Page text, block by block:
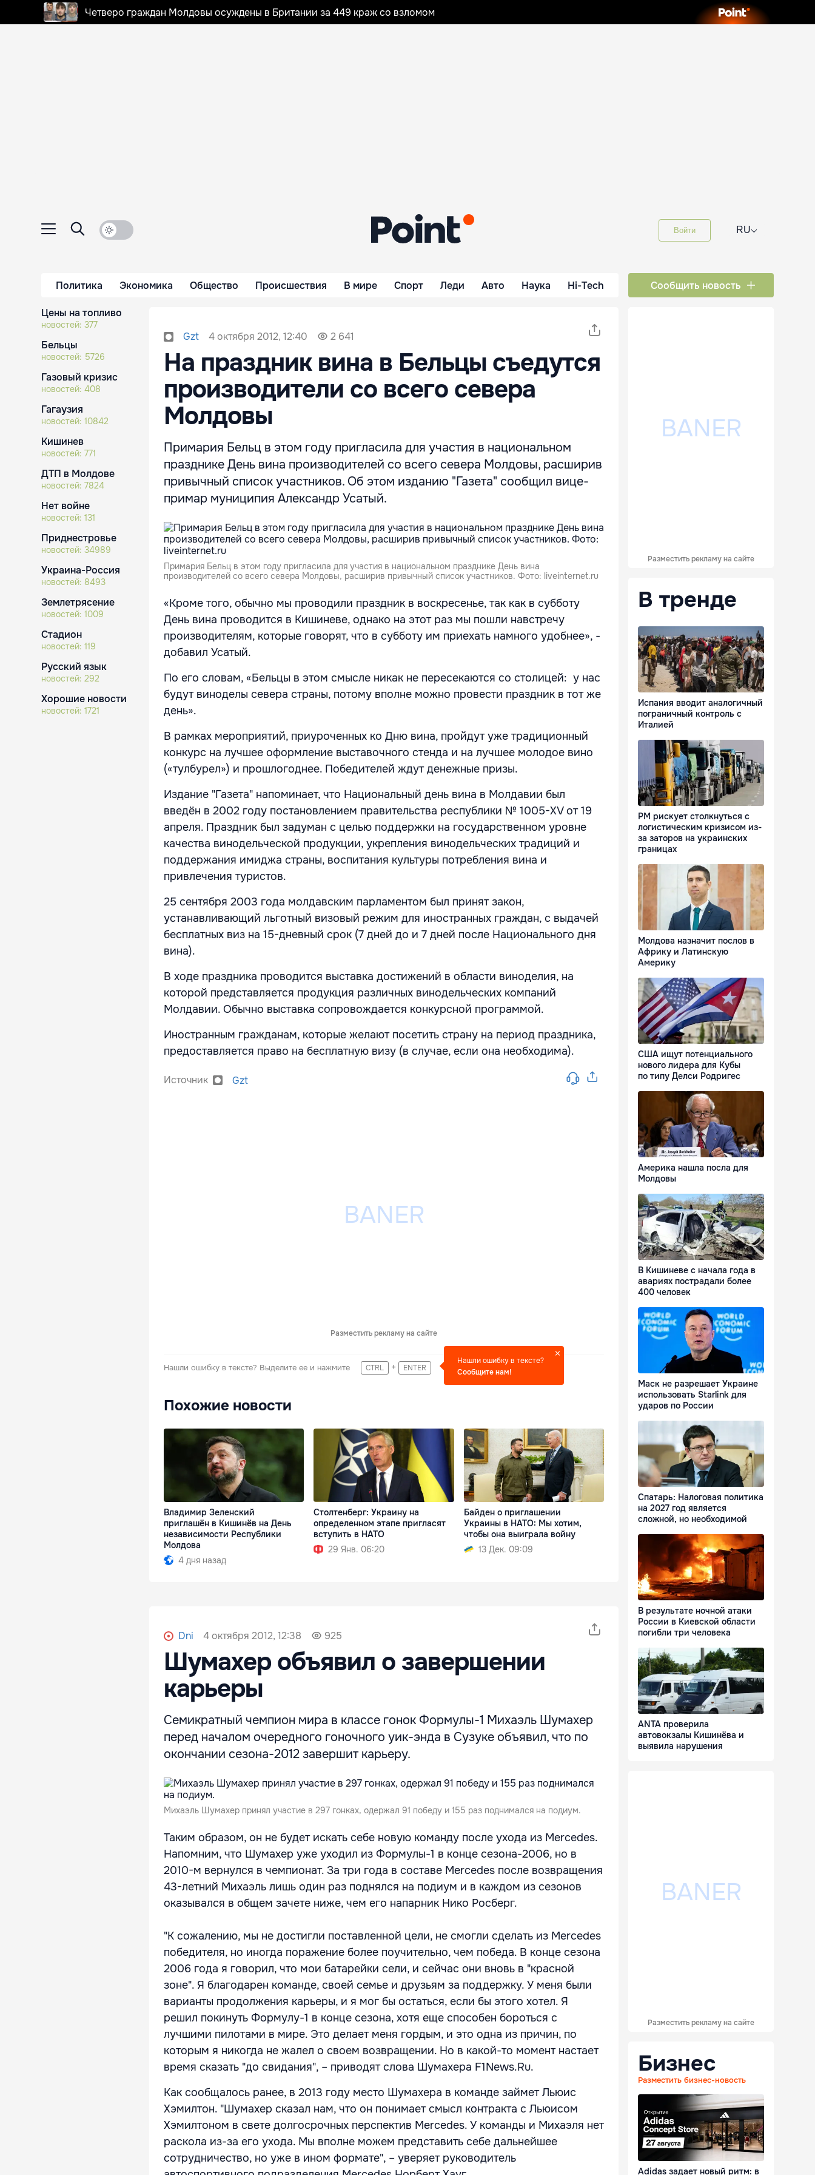
Четверо граждан Молдовы осуждены в Британии за 449 краж со взломом
Войти RU⌵
Политика Экономика Общество Происшествия В мире Спорт Леди Авто Наука Hi-Tech Сообщить новость
Цены на топливо
новостей: 377
Бельцы
новостей: 5726
Газовый кризис
новостей: 408
Гагаузия
новостей: 10842
Кишинев
новостей: 771
ДТП в Молдове
новостей: 7824
Нет войне
новостей: 131
Приднестровье
новостей: 34989
Украина-Россия
новостей: 8493
Землетрясение
новостей: 1009
Стадион
новостей: 119
Русский язык
новостей: 292
Хорошие новости
новостей: 1721
Gzt 4 октября 2012, 12:40 2 641
На праздник вина в Бельцы съедутся
производители со всего севера
Молдовы
Примария Бельц в этом году пригласила для участия в национальном
празднике День вина производителей со всего севера Молдовы, расширив
привычный список участников. Об этом изданию "Газета" сообщил вице-
примар муниципия Александр Усатый.
Примария Бельц в этом году пригласила для участия в национальном празднике День вина
производителей со всего севера Молдовы, расширив привычный список участников. Фото: liveinternet.ru
«Кроме того, обычно мы проводили праздник в воскресенье, так как в субботу
День вина проводится в Кишиневе, однако на этот раз мы пошли навстречу
производителям, которые говорят, что в субботу им приехать намного удобнее», -
добавил Усатый.
По его словам, «Бельцы в этом смысле никак не пересекаются со столицей: у нас
будут виноделы севера страны, потому вполне можно провести праздник в тот же
день».
В рамках мероприятий, приуроченных ко Дню вина, пройдут уже традиционный
конкурс на лучшее оформление выставочного стенда и на лучшее молодое вино
(«тулбурел») и прошлогоднее. Победителей ждут денежные призы.
Издание "Газета" напоминает, что Национальный день вина в Молдавии был
введён в 2002 году постановлением правительства республики № 1005-XV от 19
апреля. Праздник был задуман с целью поддержки на государственном уровне
качества винодельческой продукции, укрепления винодельческих традиций и
поддержания имиджа страны, воспитания культуры потребления вина и
привлечения туристов.
25 сентября 2003 года молдавским парламентом был принят закон,
устанавливающий льготный визовый режим для иностранных граждан, с выдачей
бесплатных виз на 15-дневный срок (7 дней до и 7 дней после Национального дня
вина).
В ходе праздника проводится выставка достижений в области виноделия, на
которой представляется продукция различных винодельческих компаний
Молдавии. Обычно выставка сопровождается конкурсной программой.
Иностранным гражданам, которые желают посетить страну на период праздника,
предоставляется право на бесплатную визу (в случае, если она необходима).
Источник Gzt
Разместить рекламу на сайте
Нашли ошибку в тексте? Выделите ее и нажмите CTRL + ENTER
Нашли ошибку в тексте?
Сообщите нам!
Похожие новости
Владимир Зеленский
приглашён в Кишинёв на День
независимости Республики
Молдова
4 дня назад
Столтенберг: Украину на
определенном этапе пригласят
вступить в НАТО
29 Янв. 06:20
Байден о приглашении
Украины в НАТО: Мы хотим,
чтобы она выиграла войну
13 Дек. 09:09
Dni 4 октября 2012, 12:38 925
Шумахер объявил о завершении
карьеры
Семикратный чемпион мира в классе гонок Формулы-1 Михаэль Шумахер
перед началом очередного гоночного уик-энда в Сузуке объявил, что по
окончании сезона-2012 завершит карьеру.
Михаэль Шумахер принял участие в 297 гонках, одержал 91 победу и 155 раз поднимался на подиум.
Таким образом, он не будет искать себе новую команду после ухода из Mercedes.
Напомним, что Шумахер уже уходил из Формулы-1 в конце сезона-2006, но в
2010-м вернулся в чемпионат. За три года в составе Mercedes после возвращения
43-летний Михаэль лишь один раз поднялся на подиум и в каждом из сезонов
оказывался в общем зачете ниже, чем его напарник Нико Росберг.
"К сожалению, мы не достигли поставленной цели, не смогли сделать из Mercedes
победителя, но иногда поражение более поучительно, чем победа. В конце сезона
2006 года я говорил, что мои батарейки сели, и сейчас они вновь в "красной
зоне". Я благодарен команде, своей семье и друзьям за поддержку. У меня были
варианты продолжения карьеры, и я мог бы остаться, если бы этого хотел. Я
решил покинуть Формулу-1 в конце сезона, хотя еще способен бороться с
лучшими пилотами в мире. Это делает меня гордым, и это одна из причин, по
которым я никогда не жалел о своем возвращении. Но в какой-то момент настает
время сказать "до свидания", – приводят слова Шумахера F1News.Ru.
Как сообщалось ранее, в 2013 году место Шумахера в команде займет Льюис
Хэмилтон. "Шумахер сказал нам, что он понимает смысл контракта с Льюисом
Хэмилтоном в свете долгосрочных перспектив Mercedes. У команды и Михаэля нет
раскола из-за его ухода. Мы вполне можем представить себе дальнейшее
сотрудничество, но уже в ином формате", – уверяет руководитель
Разместить рекламу на сайте
В тренде
Испания вводит аналогичный
пограничный контроль с
Италией
РМ рискует столкнуться с
логистическим кризисом из-
за заторов на украинских
границах
Молдова назначит послов в
Африку и Латинскую
Америку
США ищут потенциального
нового лидера для Кубы
по типу Делси Родригес
Америка нашла посла для
Молдовы
В Кишиневе с начала года в
авариях пострадали более
400 человек
Маск не разрешает Украине
использовать Starlink для
ударов по России
Спатарь: Налоговая политика
на 2027 год является
сложной, но необходимой
В результате ночной атаки
России в Киевской области
погибли три человека
ANTA проверила
автовокзалы Кишинёва и
выявила нарушения
Разместить рекламу на сайте
Бизнес
Разместить бизнес-новость
Adidas задает новый ритм: в